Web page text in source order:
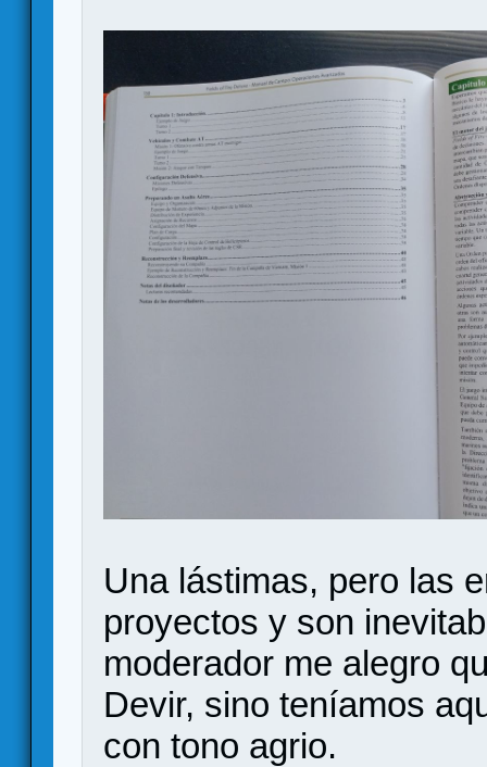
Una lástimas, pero las
proyectos y son
moderador me alegro
Devir, sino teníamos
con tono agrio.